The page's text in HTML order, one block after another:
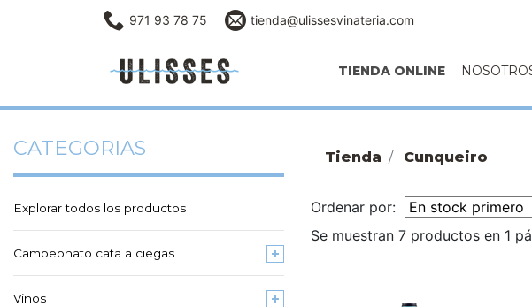
971 93 78 75 tienda@ulissesvinateria.com
TIENDA ONLINE
CATEGORIAS
Explorar todos los productos
Campeonato cata a ciegas
Vinos
Tienda Cunqueiro
Ordenar por:
Se muestran 7 productos en 1